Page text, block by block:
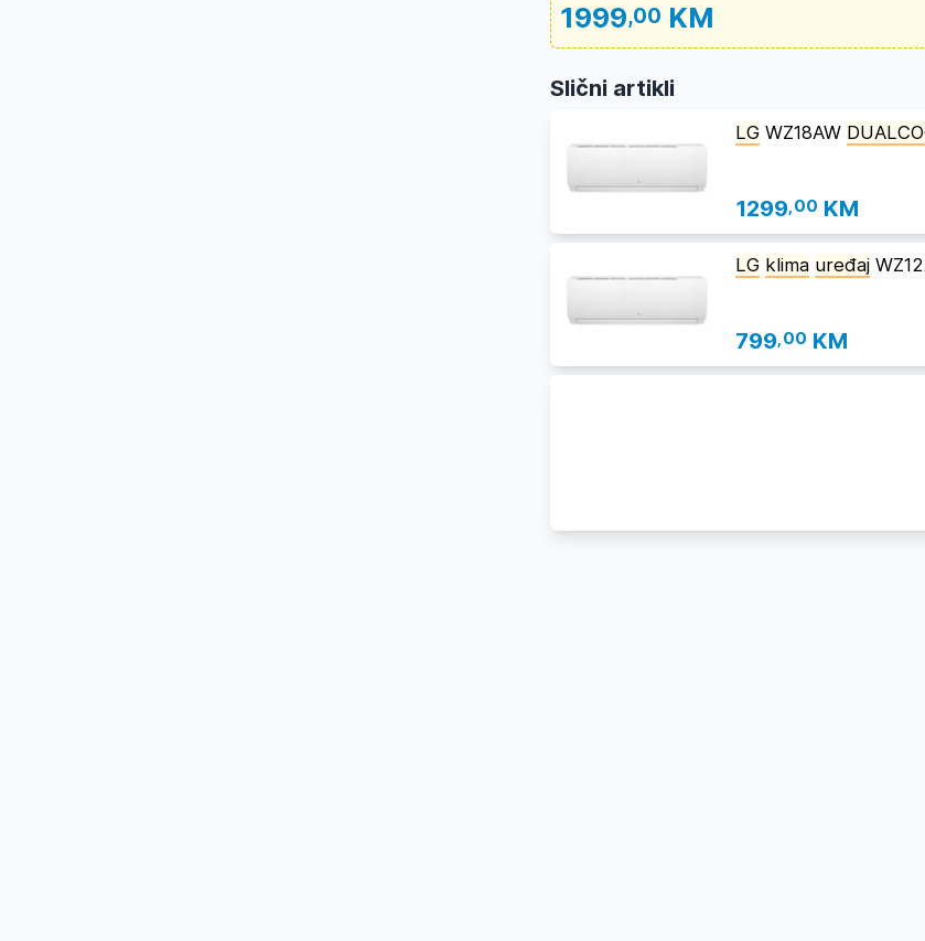
1999,00 KM
Slični artikli
LG WZ18AW
1299,00 KM
LG klima uređaj
799,00 KM